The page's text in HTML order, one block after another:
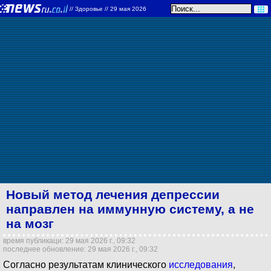
// Здоровье // 29 мая 2026
Новый метод лечения депрессии
направлен на иммунную систему, а не
на мозг
время публикаци: 29 мая 2026 г., 09:32
последнее обновление: 29 мая 2026 г., 09:32
Согласно результатам клинического исследования,